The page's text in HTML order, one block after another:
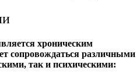
хроническим
сопровождаться различными
так и психическими: